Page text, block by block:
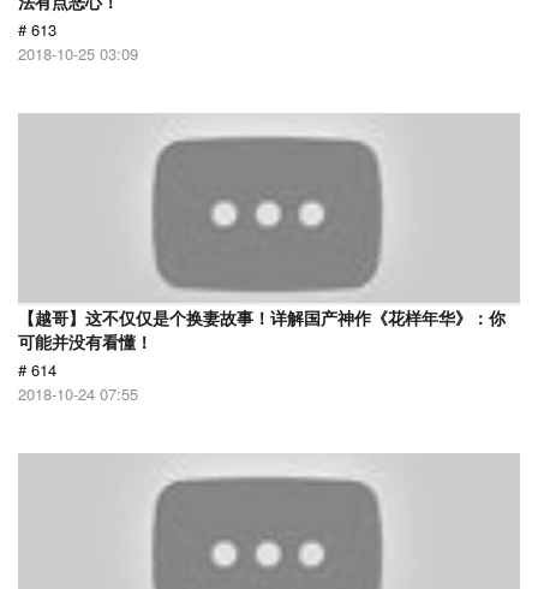
# 613
2018-10-25 03:09
【越哥】这不仅仅是个换妻故事！详解国产神作《花样年华》：你
可能并没有看懂！
# 614
2018-10-24 07:55